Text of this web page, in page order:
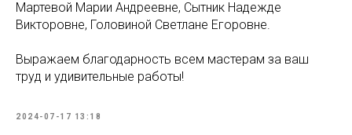
Мартевой Марии Андреевне, Сытник Надежде
Викторовне, Головиной Светлане Егоровне.
Выражаем благодарность всем мастерам за ваш
труд и удивительные работы!
2024-07-17 13:18